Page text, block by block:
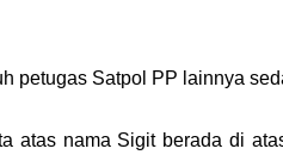
petugas Satpol PP lainnya
atas nama Sigit berada di